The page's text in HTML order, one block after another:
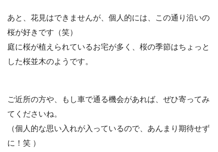
あと、花見はできませんが、個人的には、この通り沿いの
桜が好きです（笑）
庭に桜が植えられているお宅が多く、桜の季節はちょっと
した桜並木のようです。
ご近所の方や、もし車で通る機会があれば、ぜひ寄ってみ
てくださいね。
（個人的な思い入れが入っているので、あんまり期待せず
に！笑 ）